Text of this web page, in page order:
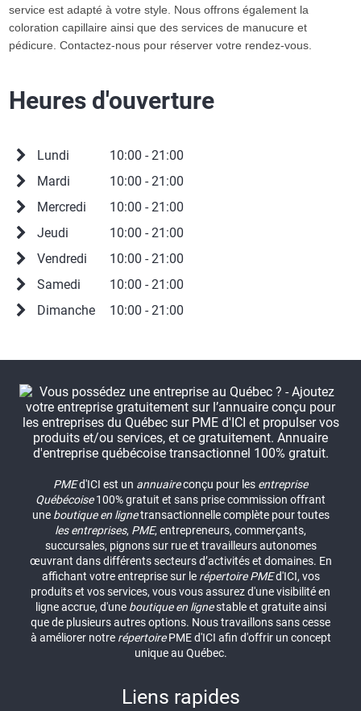
service est adapté à votre style. Nous offrons également la
coloration capillaire ainsi que des services de manucure et
pédicure. Contactez-nous pour réserver votre rendez-vous.
Heures d'ouverture
Lundi
10:00 - 21:00
Mardi
10:00 - 21:00
Mercredi
10:00 - 21:00
Jeudi
10:00 - 21:00
Vendredi
10:00 - 21:00
Samedi
10:00 - 21:00
Dimanche
10:00 - 21:00
PMEd'ICI est un annuaireconçu pour les entreprise
Québécoise100% gratuit et sans prise commission offrant
une boutique en lignetransactionnelle complète pour toutes
les entreprises, PME, entrepreneurs, commerçants,
succursales, pignons sur rue et travailleurs autonomes
œuvrant dans différents secteurs d’activités et domaines. En
affichant votre entreprise sur le répertoire PMEd'ICI, vos
produits et vos services, vous vous assurez d'une visibilité en
ligne accrue, d'une boutique en lignestable et gratuite ainsi
que de plusieurs autres options. Nous travaillons sans cesse
à améliorer notre répertoirePME d'ICI afin d'offrir un concept
unique au Québec.
Liens rapides